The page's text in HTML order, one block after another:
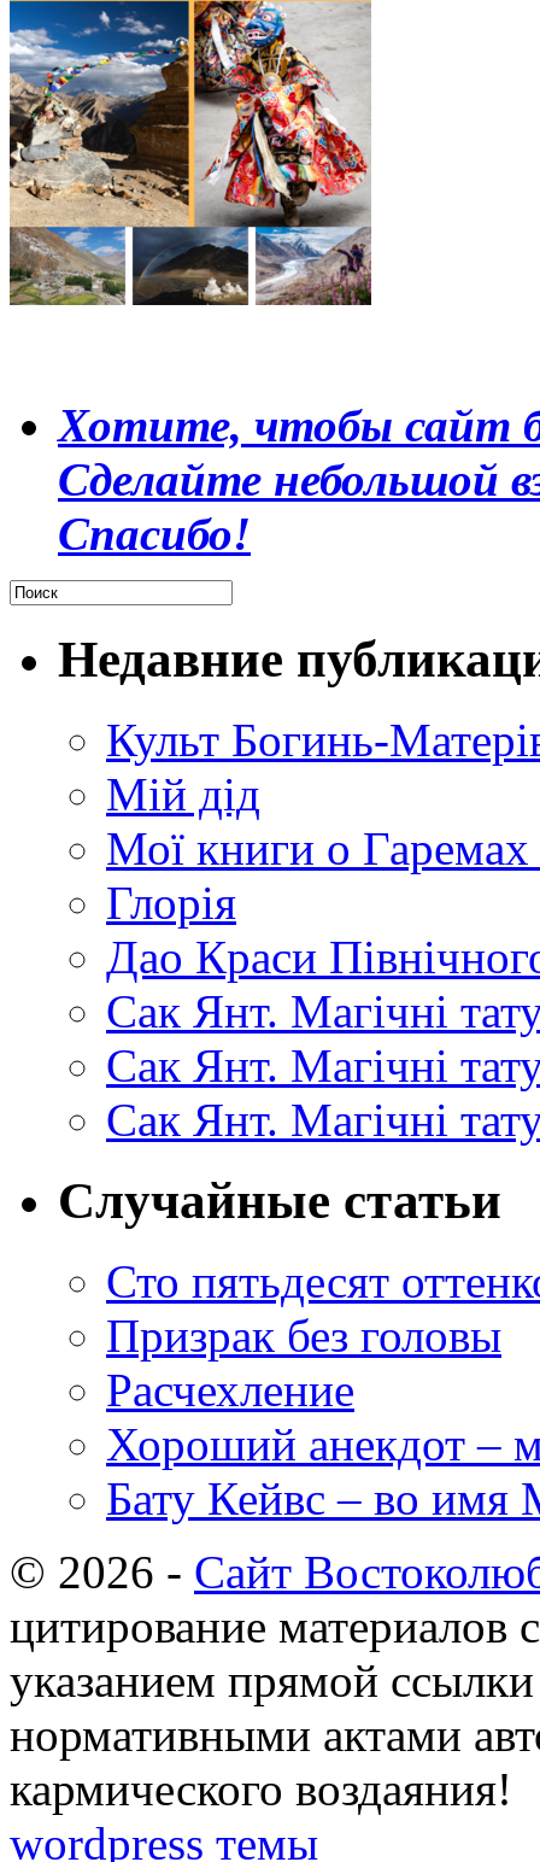
Хотите, чтобы сайт
Сделайте небольшой
Спасибо!
Недавние
Культ Богинь-
Мій дід
Мої книги о
Глорія
Дао Краси
Сак Янт. Магічні
Сак Янт. Магічні
Сак Янт. Магічні
Случайные статьи
Сто пятьдесят
Призрак без головы
Расчехление
Хороший анекдот –
Бату Кейвс – во имя
© 2026 - Сайт
цитирование материалов
указанием прямой
нормативными актами
кармического воздаяния!
wordpress темы